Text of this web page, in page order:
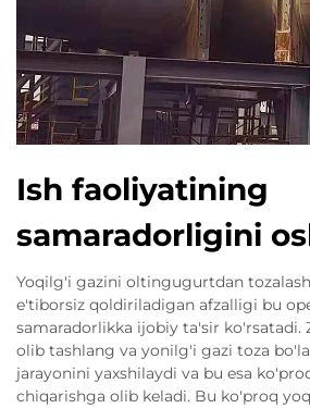
Ish faoliyatining
samaradorligini
Yoqilg'i gazini oltingugurtdan
e'tiborsiz qoldiriladigan afzalligi bu
samaradorlikka ijobiy ta'sir ko'rsatadi.
olib tashlang va yonilg'i gazi toza
jarayonini yaxshilaydi va bu esa
chiqarishga olib keladi. Bu ko'proq